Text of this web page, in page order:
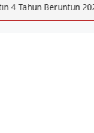
Beruntun 2022-2025